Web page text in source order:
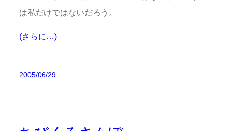
は私だけではないだろう。
(さらに…)
2005/06/29